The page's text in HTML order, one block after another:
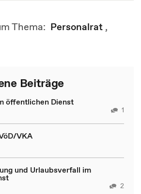
Thema: Personalrat ,
Beiträge
öffentlichen Dienst
1
VKA
und Urlaubsverfall im
2